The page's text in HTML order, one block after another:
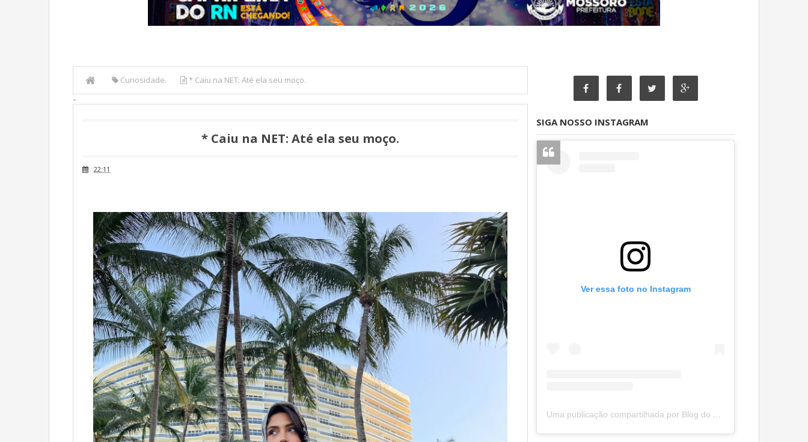
Curiosidade.
* Caiu na NET: Até ela seu moço.
-
* Caiu na NET: Até ela seu moço.
22:11
SIGA NOSSO INSTAGRAM
Ver essa foto no Instagram
Uma publicação compartilhada por Blog do João Marcolino (@joaomarcolinoneto)